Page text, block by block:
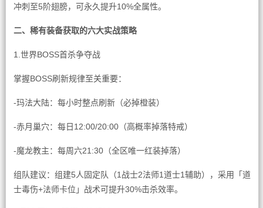
冲刺至5阶翅膀，可永久提升10%全属性。
二、稀有装备获取的六大实战策略
1.世界BOSS首杀争夺战
掌握BOSS刷新规律至关重要：
-玛法大陆：每小时整点刷新（必掉橙装）
-赤月巢穴：每日12:00/20:00（高概率掉落特戒）
-魔龙教主：每周六21:30（全区唯一红装掉落）
组队建议：组建5人固定队（1战士2法师1道士1辅助），采用「道
士毒伤+法师卡位」战术可提升30%击杀效率。